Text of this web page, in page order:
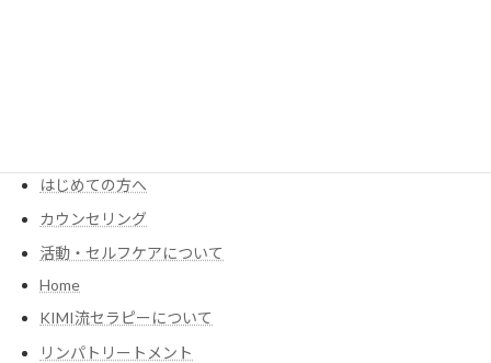
はじめての方へ
カウンセリング
活動・セルフケアについて
Home
KIMI流セラピーについて
リンパトリートメント